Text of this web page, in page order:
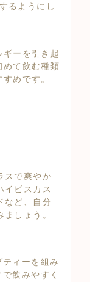
るようにし
ーを引き起
めて飲む種類
めです。
スで爽やか
イビスカス
など、自分
しょう。
ィーを組み
飲みやすく